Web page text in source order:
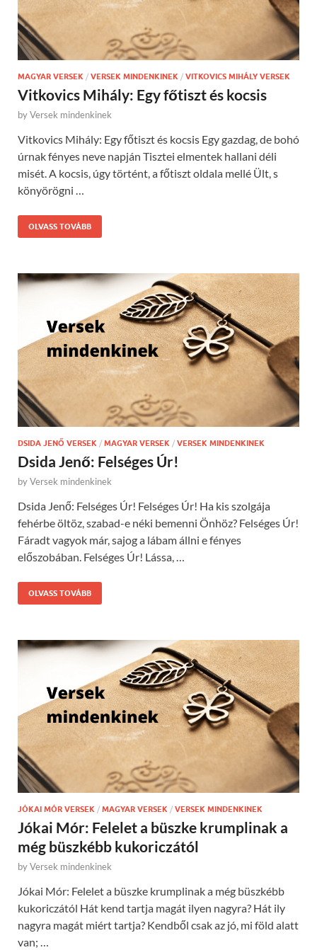
MAGYAR VERSEK / VERSEK MINDENKINEK / VITKOVICS MIHÁLY VERSEK
Vitkovics Mihály: Egy főtiszt és kocsis
byVersek mindenkinek
Vitkovics Mihály: Egy főtiszt és kocsis Egy gazdag, de bohó
úrnak fényes neve napján Tisztei elmentek hallani déli
misét. A kocsis, úgy történt, a főtiszt oldala mellé Ült, s
könyörögni …
OLVASS TOVÁBB
DSIDA JENŐ VERSEK / MAGYAR VERSEK / VERSEK MINDENKINEK
Dsida Jenő: Felséges Úr!
byVersek mindenkinek
Dsida Jenő: Felséges Úr! Felséges Úr! Ha kis szolgája
fehérbe öltöz, szabad-e néki bemenni Önhöz? Felséges Úr!
Fáradt vagyok már, sajog a lábam állni e fényes
előszobában. Felséges Úr! Lássa, …
OLVASS TOVÁBB
JÓKAI MÓR VERSEK / MAGYAR VERSEK / VERSEK MINDENKINEK
Jókai Mór: Felelet a büszke krumplinak a
még büszkébb kukoriczától
byVersek mindenkinek
Jókai Mór: Felelet a büszke krumplinak a még büszkébb
kukoriczától Hát kend tartja magát ilyen nagyra? Hát ily
nagyra magát miért tartja? Kendből csak az jó, mi föld alatt
van; …